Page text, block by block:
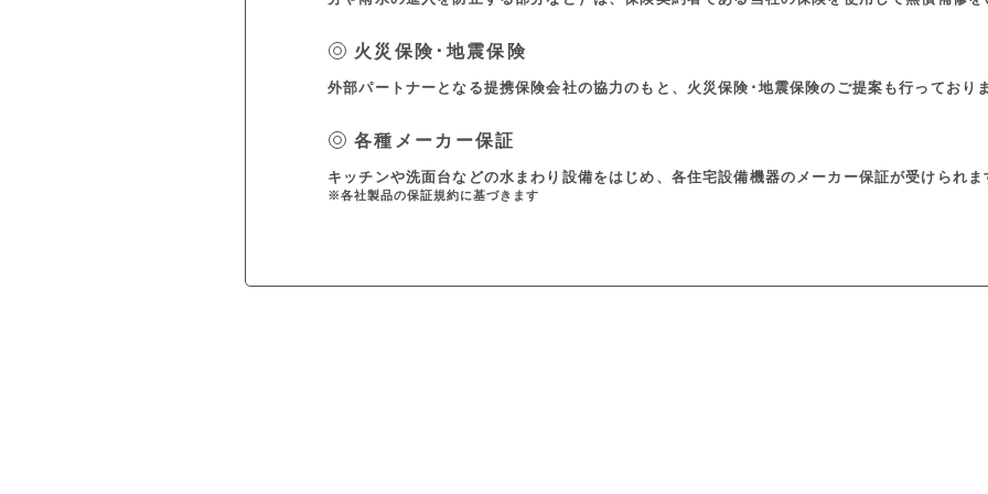
火災保険･地震保険
外部パートナーとなる提携保険会社の協力のもと、火災保険･地震保険のご提案も行っておりま
各種メーカー保証
キッチンや洗面台などの水まわり設備をはじめ、各住宅設備機器のメーカー保証が受けられま
※各社製品の保証規約に基づきます